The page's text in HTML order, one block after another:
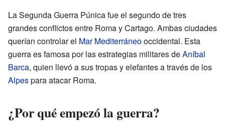
La Segunda Guerra Púnica fue el segundo de tres
grandes conflictos entre Roma y Cartago. Ambas ciudades
querían controlar el Mar Mediterráneooccidental. Esta
guerra es famosa por las estrategias militares deAníbal
Barca, quien llevó a sus tropas y elefantes a través de los
Alpespara atacar Roma.
¿Por qué empezó la guerra?